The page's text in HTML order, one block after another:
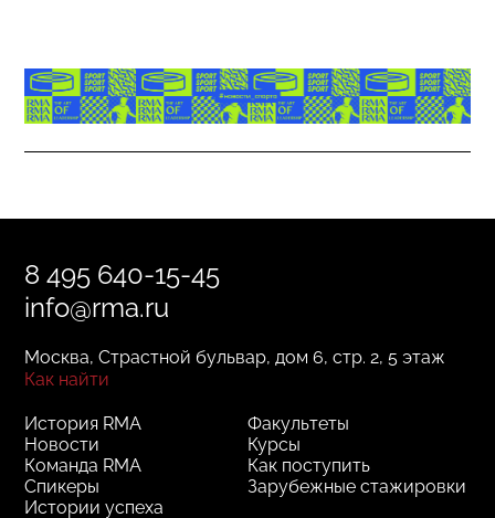
8 495 640-15-45
info@rma.ru
Москва, Страстной бульвар, дом 6, стр. 2, 5 этаж
Как найти
Факультеты
Курсы
Как поступить
Зарубежные стажировки
История RMA
Новости
Команда RMA
Спикеры
Истории успеха